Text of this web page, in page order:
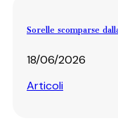
Sorelle scomparse
18/06/2026
Articoli